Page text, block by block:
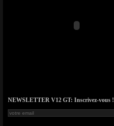
NEWSLETTER V12 GT: Inscrivez-vous !